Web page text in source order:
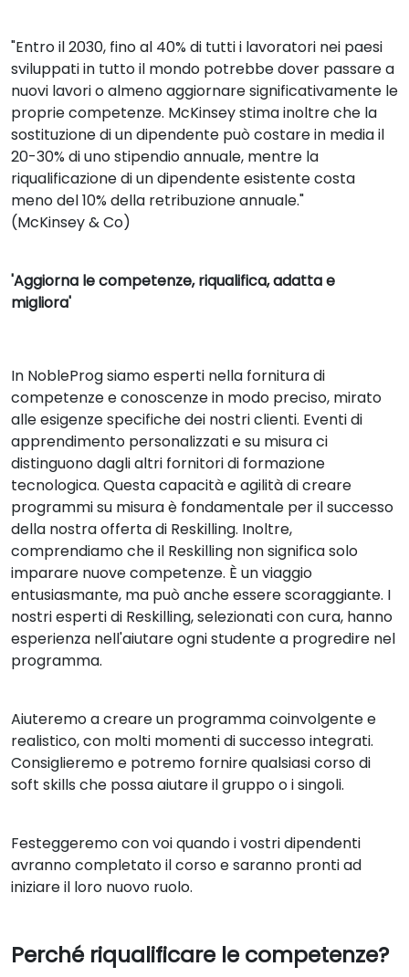
"Entro il 2030, fino al 40% di tutti i lavoratori nei paesi
sviluppati in tutto il mondo potrebbe dover passare a
nuovi lavori o almeno aggiornare significativamente le
proprie competenze. McKinsey stima inoltre che la
sostituzione di un dipendente può costare in media il
20-30% di uno stipendio annuale, mentre la
riqualificazione di un dipendente esistente costa
meno del 10% della retribuzione annuale."
(McKinsey & Co)
'Aggiorna le competenze, riqualifica, adatta e
migliora'
In NobleProg siamo esperti nella fornitura di
competenze e conoscenze in modo preciso, mirato
alle esigenze specifiche dei nostri clienti. Eventi di
apprendimento personalizzati e su misura ci
distinguono dagli altri fornitori di formazione
tecnologica. Questa capacità e agilità di creare
programmi su misura è fondamentale per il successo
della nostra offerta di Reskilling. Inoltre,
comprendiamo che il Reskilling non significa solo
imparare nuove competenze. È un viaggio
entusiasmante, ma può anche essere scoraggiante. I
nostri esperti di Reskilling, selezionati con cura, hanno
esperienza nell'aiutare ogni studente a progredire nel
programma.
Aiuteremo a creare un programma coinvolgente e
realistico, con molti momenti di successo integrati.
Consiglieremo e potremo fornire qualsiasi corso di
soft skills che possa aiutare il gruppo o i singoli.
Festeggeremo con voi quando i vostri dipendenti
avranno completato il corso e saranno pronti ad
iniziare il loro nuovo ruolo.
Perché riqualificare le competenze?